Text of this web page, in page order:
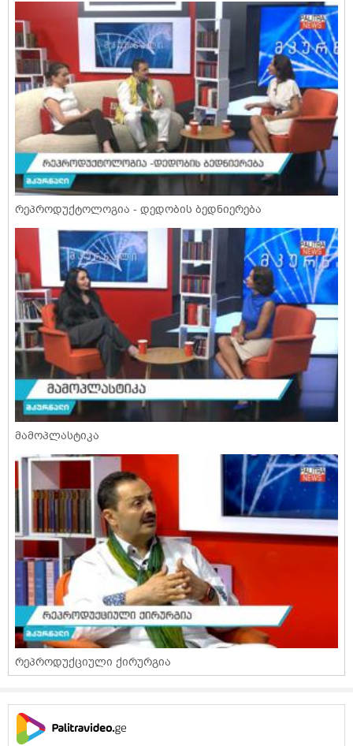
რეპროდუქტოლოგია - დედობის ბედნიერება
მამოპლასტიკა
რეპროდუქციული ქირურგია